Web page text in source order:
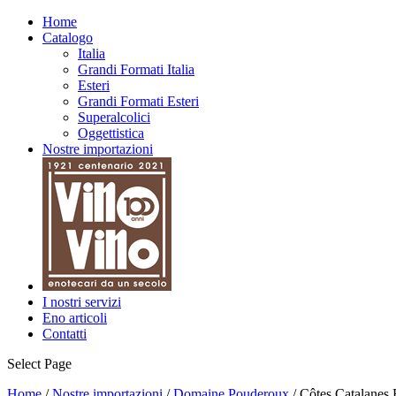
Home
Catalogo
Italia
Grandi Formati Italia
Esteri
Grandi Formati Esteri
Superalcolici
Oggettistica
Nostre importazioni
I nostri servizi
Eno articoli
Contatti
Select Page